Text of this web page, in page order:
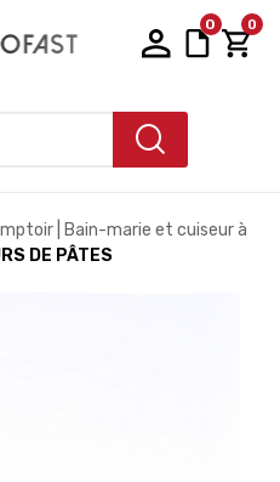
0 0
Bain-marie et cuiseur à
DE PÂTES